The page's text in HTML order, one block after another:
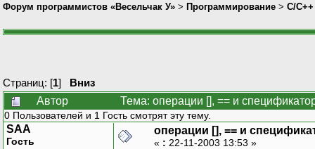
Форум программистов «Весельчак У» > Программирование > C/C++
Страниц: [1] Вниз
Автор
Тема: операции [], == и
0 Пользователей и 1 Гость смотрят эту тему.
SAA
Гость
операции [], == и
« : 22-11-2003 13:53 »